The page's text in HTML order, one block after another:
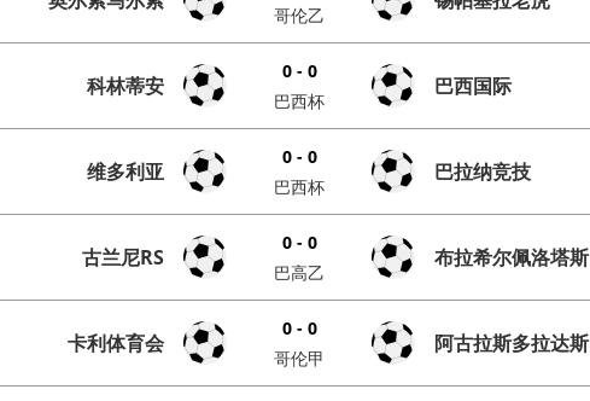
哥伦乙
科林蒂安
0 - 0
巴西杯
巴西国际
维多利亚
0 - 0
巴西杯
巴拉纳竞技
古兰尼RS
0 - 0
巴高乙
布拉希尔佩洛塔斯
卡利体育会
0 - 0
哥伦甲
阿古拉斯多拉达斯